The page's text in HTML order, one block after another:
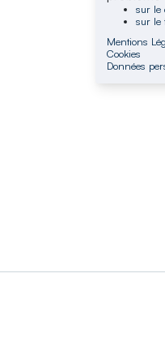
sur le
sur le
Mentions
Cookies
Données